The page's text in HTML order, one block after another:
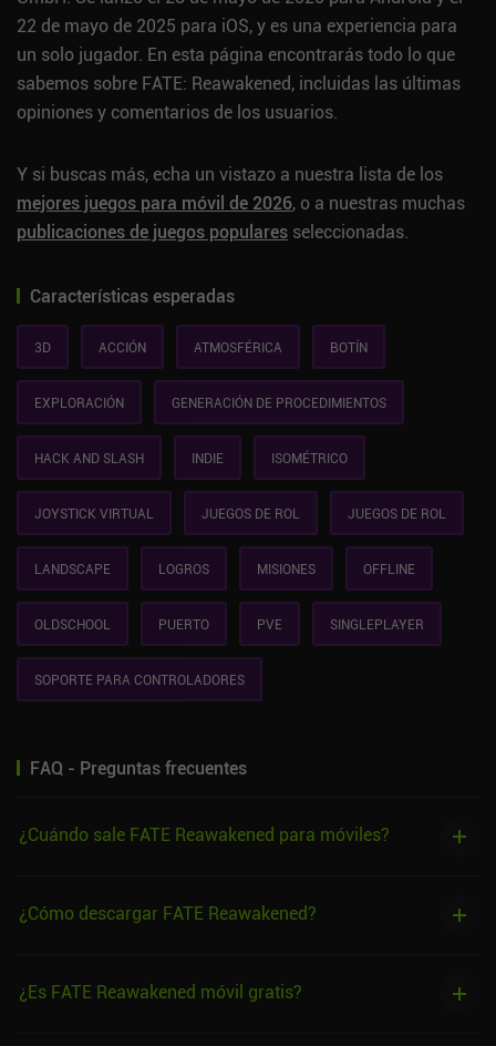
22 de mayo de 2025 para iOS, y es una experiencia para
un solo jugador. En esta página encontrarás todo lo que
sabemos sobre FATE: Reawakened, incluidas las últimas
opiniones y comentarios de los usuarios.
Y si buscas más, echa un vistazo a nuestra lista de los
mejores juegos para móvil de 2026, o a nuestras muchas
publicaciones de juegos populares seleccionadas.
Características esperadas
3D ACCIÓN ATMOSFÉRICA BOTÍN
EXPLORACIÓN GENERACIÓN DE PROCEDIMIENTOS
HACK AND SLASH INDIE ISOMÉTRICO
JOYSTICK VIRTUAL JUEGOS DE ROL JUEGOS DE ROL
LANDSCAPE LOGROS MISIONES OFFLINE
OLDSCHOOL PUERTO PVE SINGLEPLAYER
SOPORTE PARA CONTROLADORES
FAQ - Preguntas frecuentes
¿Cuándo sale FATE Reawakened para móviles?
¿Cómo descargar FATE Reawakened?
¿Es FATE Reawakened móvil gratis?